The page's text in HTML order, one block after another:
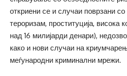
откриени се и случаи поврзани
тероризам, проституција, висока
над 16 милијарди денари),
како и нови случаи на
меѓународни криминални мрежи.